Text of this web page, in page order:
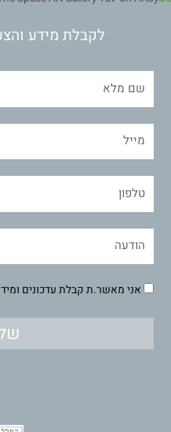
לקבלת מידע
אני מאשר.ת קבלת עדכונים